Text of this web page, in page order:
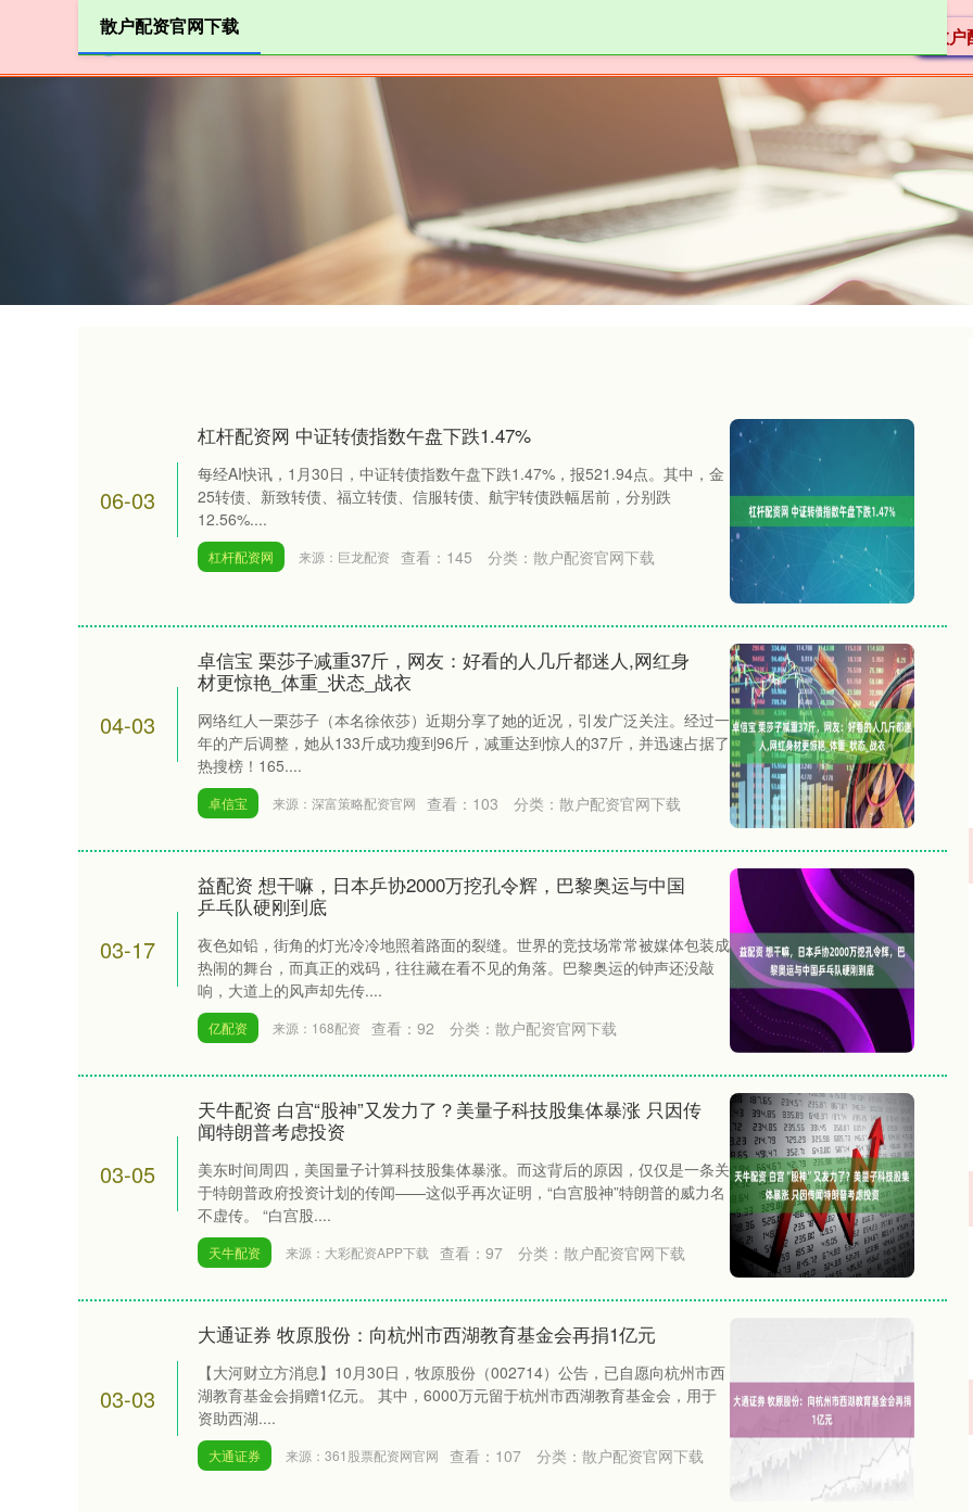
散
散户配资官网下载
06-03
杠杆配资网 中证转债指数午盘下跌1.47%
每经AI快讯，1月30日，中证转债指数午盘下跌1.47%，报521.94点。其中，金
25转债、新致转债、福立转债、信服转债、航宇转债跌幅居前，分别跌
12.56%....
杠杆配资网 来源：巨龙配资 查看： 145 分类： 散户配资官网下载
04-03
卓信宝 栗莎子减重37斤，网友：好看的人几斤都迷人,网红身
材更惊艳_体重_状态_战衣
网络红人一栗莎子（本名徐依莎）近期分享了她的近况，引发广泛关注。经过一
年的产后调整，她从133斤成功瘦到96斤，减重达到惊人的37斤，并迅速占据了
热搜榜！165....
卓信宝 来源：深富策略配资官网 查看： 103 分类： 散户配资官网下载
03-17
益配资 想干嘛，日本乒协2000万挖孔令辉，巴黎奥运与中国
乒乓队硬刚到底
夜色如铅，街角的灯光冷冷地照着路面的裂缝。世界的竞技场常常被媒体包装成
热闹的舞台，而真正的戏码，往往藏在看不见的角落。巴黎奥运的钟声还没敲
响，大道上的风声却先传....
亿配资 来源：168配资 查看： 92 分类： 散户配资官网下载
03-05
天牛配资 白宫“股神”又发力了？美量子科技股集体暴涨 只因传
闻特朗普考虑投资
美东时间周四，美国量子计算科技股集体暴涨。而这背后的原因，仅仅是一条关
于特朗普政府投资计划的传闻——这似乎再次证明，“白宫股神”特朗普的威力名
不虚传。 “白宫股....
天牛配资 来源：大彩配资APP下载 查看： 97 分类： 散户配资官网下载
03-03
大通证券 牧原股份：向杭州市西湖教育基金会再捐1亿元
【大河财立方消息】10月30日，牧原股份（002714）公告，已自愿向杭州市西
湖教育基金会捐赠1亿元。 其中，6000万元留于杭州市西湖教育基金会，用于
资助西湖....
大通证券 来源：361股票配资网官网 查看： 107 分类： 散户配资官网下载
14311.01 200.89 1.42%